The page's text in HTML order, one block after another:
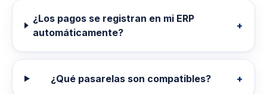
¿Los pagos se registran en mi ERP
automáticamente?
+
¿Qué pasarelas son compatibles? +